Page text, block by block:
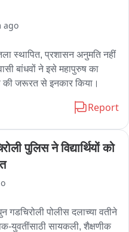
ago
स्थापित, प्रशासन अनुमति नहीं
बांधवों ने इसे महापुरुष का
की जरूरत से इनकार किया।
Report
पुलिस ने विद्यार्थियों को
गडचिरोली पोलीस दलाच्या वतीने
युवतींसाठी सायकली, शैक्षणीक